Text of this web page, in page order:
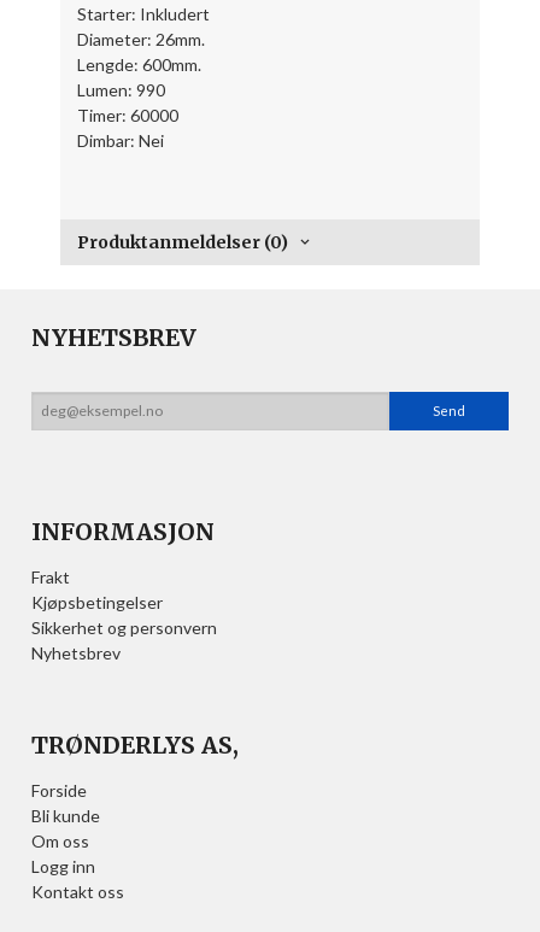
Starter: Inkludert
Diameter: 26mm.
Lengde: 600mm.
Lumen: 990
Timer: 60000
Dimbar: Nei
Produktanmeldelser (0)
NYHETSBREV
INFORMASJON
Frakt
Kjøpsbetingelser
Sikkerhet og personvern
Nyhetsbrev
TRØNDERLYS AS,
Forside
Bli kunde
Om oss
Logg inn
Kontakt oss